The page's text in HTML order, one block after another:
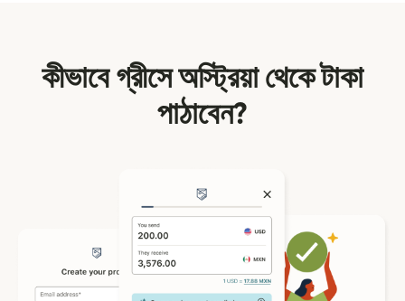
কীভাবে গ্রীসে অস্ট্রিয়া থেকে টাকা
পাঠাবেন?